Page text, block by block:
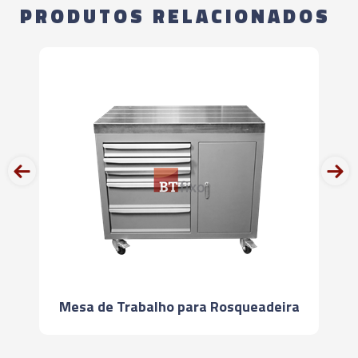
02357 - ADAPTADOR PARA TROCA RÁPIDA COM
EMBREAGEM DE SEGURANÇA TAM 3B - 11,00 X
9,00 (M14 - G1/4" - 9/16") - KWES
02358 - ADAPTADOR PARA TROCA RÁPIDA COM
EMBREAGEM DE SEGURANÇA TAM. 3B- 12,00 X
9,00 (M16 – G3/8” – 5/8”) - KWES
11,00 (M18 – 3/4”) - KWES
PRODUTOS RELACIONADOS
Mesa de Trabalho para Rosqueadeira
prev next